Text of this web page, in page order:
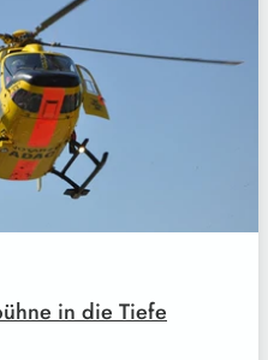
in die Tiefe